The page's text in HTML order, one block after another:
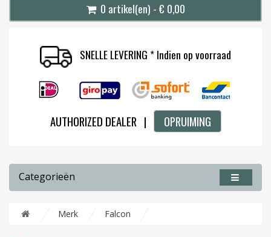
0 artikel(en) - € 0,00
SNELLE LEVERING * Indien op voorraad
AUTHORIZED DEALER | OPRUIMING
Categorieën
Merk Falcon